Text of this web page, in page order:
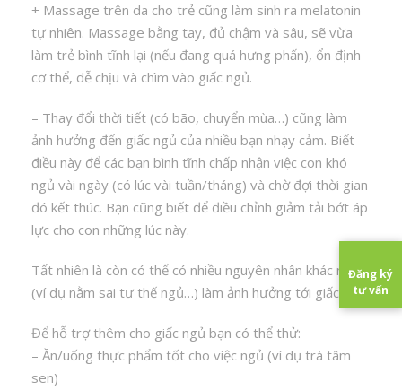
Đăng ký
tư vấn
+ Massage trên da cho trẻ cũng làm sinh ra melatonin
tự nhiên. Massage bằng tay, đủ chậm và sâu, sẽ vừa
làm trẻ bình tĩnh lại (nếu đang quá hưng phấn), ổn định
cơ thể, dễ chịu và chìm vào giấc ngủ.
– Thay đổi thời tiết (có bão, chuyển mùa…) cũng làm
ảnh hưởng đến giấc ngủ của nhiều bạn nhạy cảm. Biết
điều này để các bạn bình tĩnh chấp nhận việc con khó
ngủ vài ngày (có lúc vài tuần/tháng) và chờ đợi thời gian
đó kết thúc. Bạn cũng biết để điều chỉnh giảm tải bớt áp
lực cho con những lúc này.
Tất nhiên là còn có thể có nhiều nguyên nhân khác nữa
(ví dụ nằm sai tư thế ngủ…) làm ảnh hưởng tới giấc ngủ.
Để hỗ trợ thêm cho giấc ngủ bạn có thể thử:
– Ăn/uống thực phẩm tốt cho việc ngủ (ví dụ trà tâm
sen)